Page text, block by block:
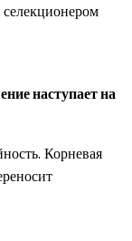
наступает на
Корневая